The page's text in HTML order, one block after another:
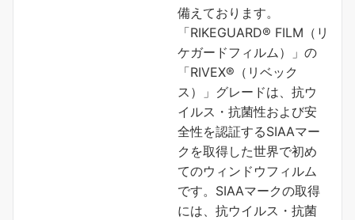
備えております。
「RIKEGUARD® FILM（リ
ケガードフィルム）」の
「RIVEX®（リベック
ス）」グレードは、抗ウ
イルス・抗菌性および安
全性を認証するSIAAマー
クを取得した世界で初め
てのウィンドウフィルム
です。SIAAマークの取得
には、抗ウイルス・抗菌